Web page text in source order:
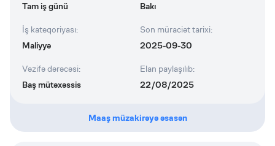
Tam iş günü
Bakı
İş kateqoriyası:
Maliyyə
Son müraciət tarixi:
2025-09-30
Vəzifə dərəcəsi:
Baş mütəxəssis
Elan paylaşılıb:
22/08/2025
Maaş müzakirəyə əsasən